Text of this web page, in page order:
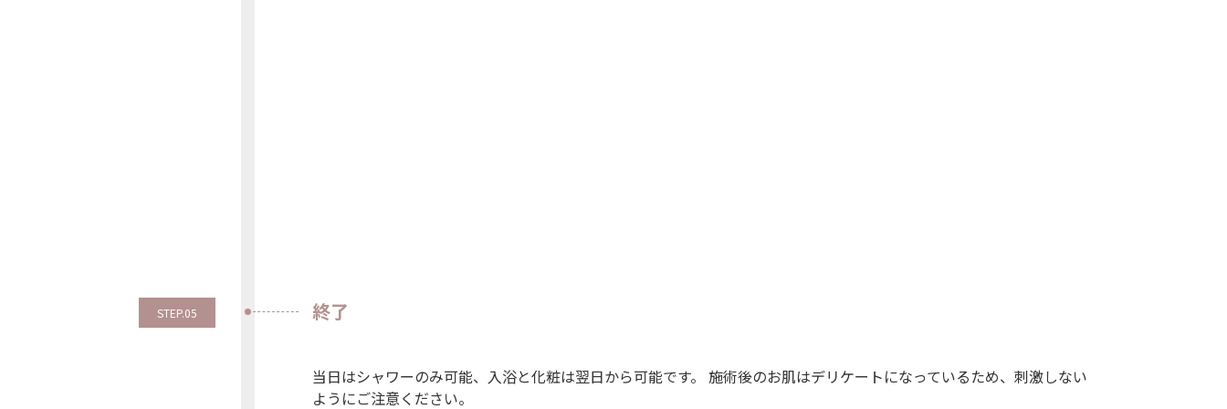
STEP.05 終了
当日はシャワーのみ可能、入浴と化粧は翌日から可能です。 施術後のお肌はデリケートになっているため、刺激しない
ようにご注意ください。